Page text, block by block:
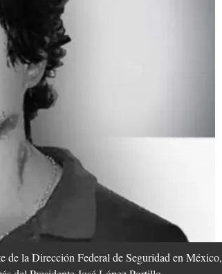
de la Dirección Federal de Seguridad en México,